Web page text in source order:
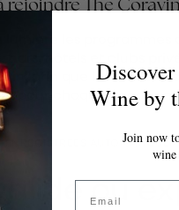
les programmes
bars, hôtels et clubs
afin que les
pour chaque occasion.
ENREGISTRÉES
ou
Wine by
Join now
wine
Email